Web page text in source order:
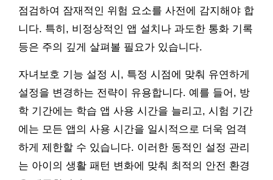
점검하여 잠재적인 위험 요소를 사전에 감지해야 합
니다. 특히, 비정상적인 앱 설치나 과도한 통화 기록
등은 주의 깊게 살펴볼 필요가 있습니다.
자녀보호 기능 설정 시, 특정 시점에 맞춰 유연하게
설정을 변경하는 전략이 유용합니다. 예를 들어, 방
학 기간에는 학습 앱 사용 시간을 늘리고, 시험 기간
에는 모든 앱의 사용 시간을 일시적으로 더욱 엄격
하게 제한할 수 있습니다. 이러한 동적인 설정 관리
는 아이의 생활 패턴 변화에 맞춰 최적의 안전 환경